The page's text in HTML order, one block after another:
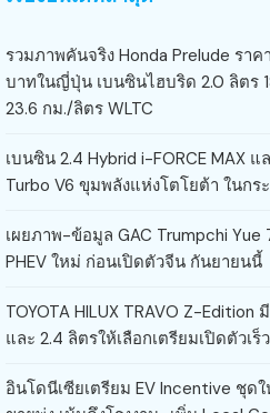
รวมภาพคันจริง Honda Prelude ราค
บาทในญี่ปุ่น เบนซินไฮบริด 2.0 ลิตร
23.6 กม./ลิตร WLTC
เบนซิน 2.4 Hybrid i-FORCE MAX แ
Turbo V6 ขุมพลังแห่งโตโยต้า ในกร
เผยภาพ-ข้อมูล GAC Trumpchi Yue
PHEV ใหม่ ก่อนเปิดตัวจีน กันยายนนี้
TOYOTA HILUX TRAVO Z-Edition
และ 2.4 ลิตรให้เลือกเตรียมเปิดตัวเร็
อินโดนีเซียเตรียม EV Incentive ชุด